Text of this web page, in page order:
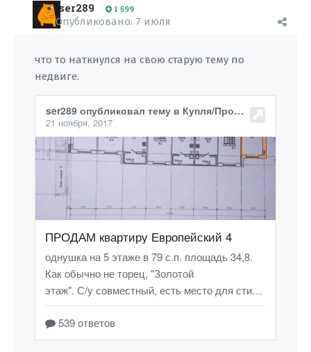
ser289 1 599
Опубликовано: 7 июля
что то наткнулся на свою старую тему по
недвиге.